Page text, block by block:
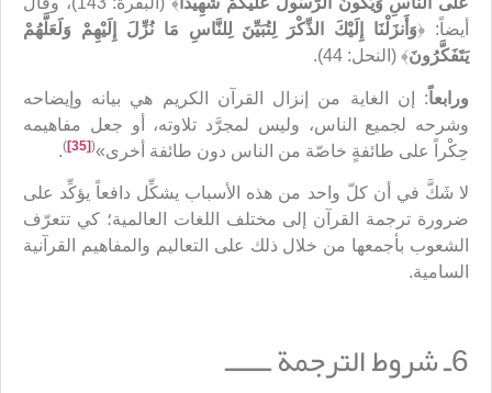
أيضاً: ﴿وَأَنزَلْنَا إِلَيْكَ الذِّكْرَ لِتُبَيِّنَ لِلنَّاسِ مَا نُزِّلَ إِلَيْهِمْ وَلَعَلَّهُمْ
يَتَفَكَّرُونَ﴾ (النحل: 44).
ورابعاً: إن الغاية من إنزال القرآن الكريم هي بيانه وإيضاحه
وشرحه لجميع الناس، وليس لمجرَّد تلاوته، أو جعل مفاهيمه
حِكْراً على طائفةٍ خاصّة من الناس دون طائفة أخرى»(
[35]
)
.
لا شَكَّ في أن كلّ واحد من هذه الأسباب يشكِّل دافعاً يؤكِّد على
ضرورة ترجمة القرآن إلى مختلف اللغات العالمية؛ كي تتعرّف
الشعوب بأجمعها من خلال ذلك على التعاليم والمفاهيم القرآنية
السامية.
6ـ شروط الترجمة ــــــ